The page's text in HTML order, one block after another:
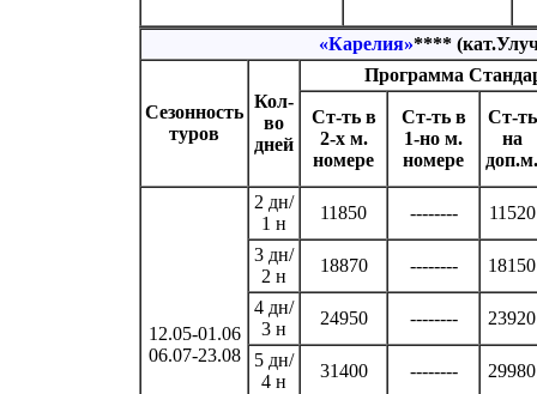
«Карелия»****
Сезонность
туров
Кол-
во
дней
Программа
Ст-ть в
2-х м.
номере
Ст-ть в
1-но м.
номере
Ст-ть
на
доп.м.
12.05-01.06
06.07-23.08
2 дн/
1 н
11850 -------- 11520
3 дн/
2 н
18870 -------- 18150
4 дн/
3 н
24950 -------- 23920
5 дн/
4 н
31400 -------- 29980